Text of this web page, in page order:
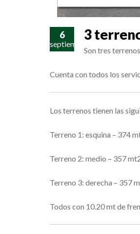
6
septiembre
3
Son tres
Cuenta con todos los
Los terrenos tienen las
Terreno 1: esquina – 374
Terreno 2: medio – 357
Terreno 3: derecha – 357
Todos con 10.20 mt de